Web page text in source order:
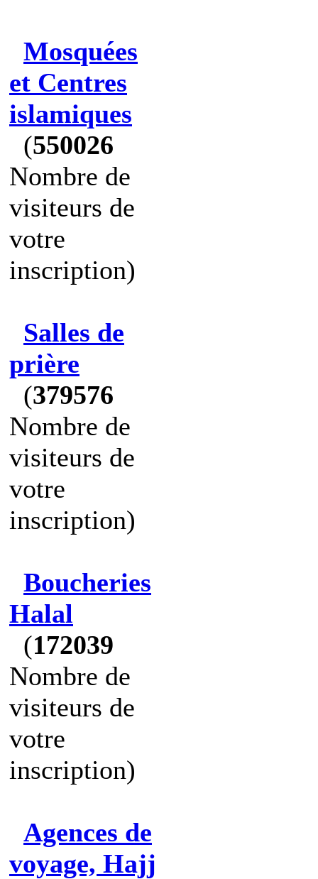
Mosquées
et Centres
islamiques
(550026
Nombre de
visiteurs de
votre
inscription)
Salles de
prière
(379576
Nombre de
visiteurs de
votre
inscription)
Boucheries
Halal
(172039
Nombre de
visiteurs de
votre
inscription)
Agences de
voyage, Hajj